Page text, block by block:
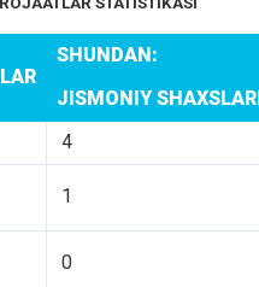
SHUNDAN:
JISMONIY
4
1
0